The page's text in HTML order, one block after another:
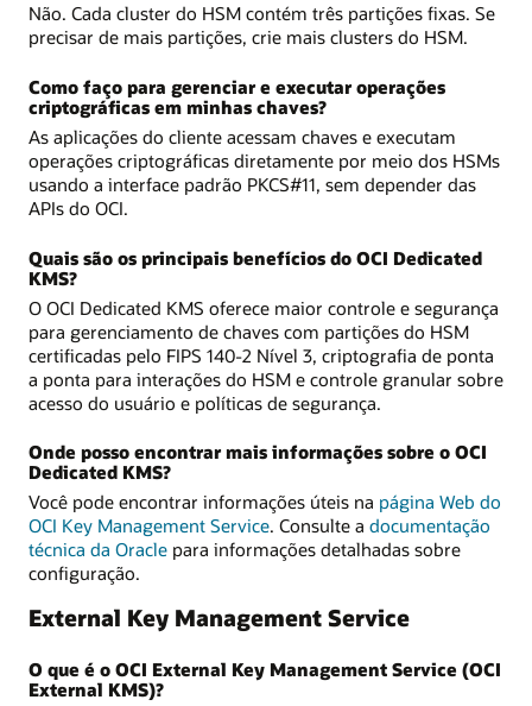
Não. Cada cluster do HSM contém três partições fixas. Se
precisar de mais partições, crie mais clusters do HSM.
Como faço para gerenciar e executar operações
criptográficas em minhas chaves?
As aplicações do cliente acessam chaves e executam
operações criptográficas diretamente por meio dos HSMs
usando a interface padrão PKCS#11, sem depender das
APIs do OCI.
Quais são os principais benefícios do OCI Dedicated
KMS?
O OCI Dedicated KMS oferece maior controle e segurança
para gerenciamento de chaves com partições do HSM
certificadas pelo FIPS 140-2 Nível 3, criptografia de ponta
a ponta para interações do HSM e controle granular sobre
acesso do usuário e políticas de segurança.
Onde posso encontrar mais informações sobre o OCI
Dedicated KMS?
Você pode encontrar informações úteis na página Web do
OCI Key Management Service. Consulte a documentação
técnica da Oracle para informações detalhadas sobre
configuração.
External Key Management Service
O que é o OCI External Key Management Service (OCI
External KMS)?